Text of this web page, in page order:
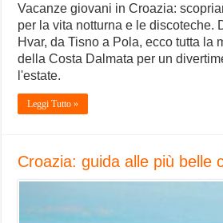
Vacanze giovani in Croazia:
per la vita notturna e le discoteche.
Hvar, da Tisno a Pola, ecco tutta la
della Costa Dalmata per un
l'estate.
Leggi Tutto »
Croazia: guida alle più belle